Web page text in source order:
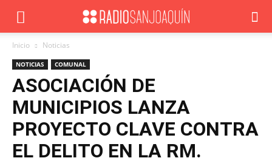
Inicio Noticias
NOTICIAS COMUNAL
ASOCIACIÓN DE
MUNICIPIOS LANZA
PROYECTO CLAVE CONTRA
EL DELITO EN LA RM.